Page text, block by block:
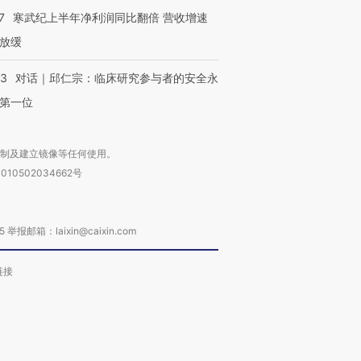
寒武纪上半年净利润同比翻倍 营收增速
缓
对话｜邱仁宗：临床研究参与者的安全永
一位
及建立镜像等任何使用。
号
举报邮箱：laixin@caixin.com
接